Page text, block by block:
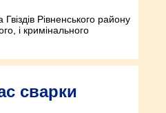
Рівненського району
і кримінального
сварки